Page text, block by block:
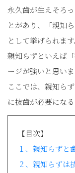
永久歯が生えそろ
とがあり、「親知
として挙げられます
親知らずといえば
ージが強いと思い
ここでは、親知ら
に抜歯が必要にな
【目次】
１、親知らずと
２、親知らずは